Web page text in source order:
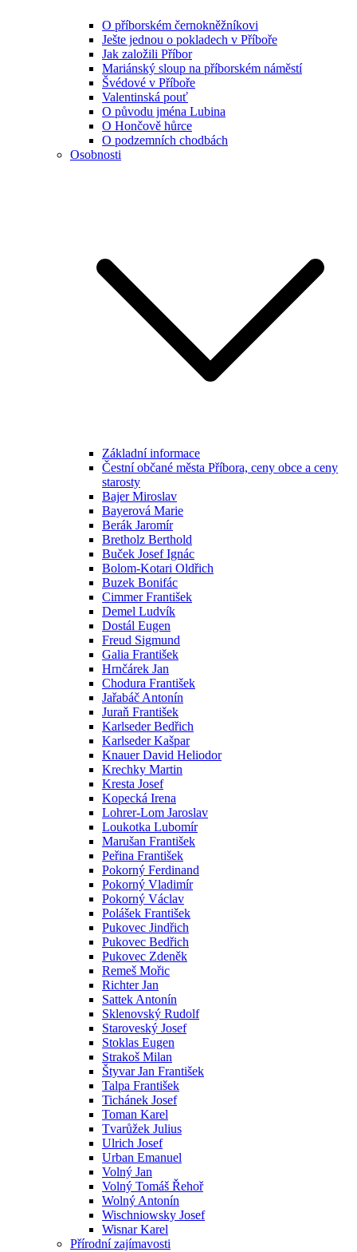
O příborském černokněžníkovi
Ješte jednou o pokladech v Příboře
Jak založili Příbor
Mariánský sloup na příborském náměstí
Švédové v Příboře
Valentinská pouť
O původu jména Lubina
O Hončově hůrce
O podzemních chodbách
Osobnosti
Základní informace
Čestní občané města Příbora, ceny obce a ceny
starosty
Bajer Miroslav
Bayerová Marie
Berák Jaromír
Bretholz Berthold
Buček Josef Ignác
Bolom-Kotari Oldřich
Buzek Bonifác
Cimmer František
Demel Ludvík
Dostál Eugen
Freud Sigmund
Galia František
Hrnčárek Jan
Chodura František
Jařabáč Antonín
Juraň František
Karlseder Bedřich
Karlseder Kašpar
Knauer David Heliodor
Krechky Martin
Kresta Josef
Kopecká Irena
Lohrer-Lom Jaroslav
Loukotka Lubomír
Marušan František
Peřina František
Pokorný Ferdinand
Pokorný Vladimír
Pokorný Václav
Polášek František
Pukovec Jindřich
Pukovec Bedřich
Pukovec Zdeněk
Remeš Mořic
Richter Jan
Sattek Antonín
Sklenovský Rudolf
Staroveský Josef
Stoklas Eugen
Strakoš Milan
Štyvar Jan František
Talpa František
Tichánek Josef
Toman Karel
Tvarůžek Julius
Ulrich Josef
Urban Emanuel
Volný Jan
Volný Tomáš Řehoř
Wolný Antonín
Wischniowsky Josef
Wisnar Karel
Přírodní zajímavosti